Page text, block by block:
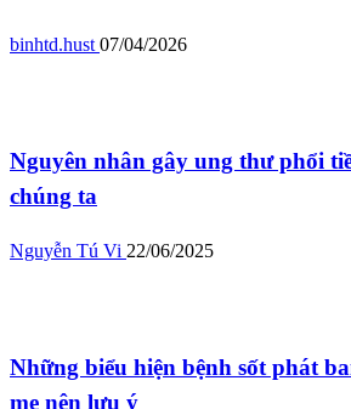
binhtd.hust 07/04/2026
Nguyên nhân gây ung thư phổi
chúng ta
Nguyễn Tú Vi 22/06/2025
Những biểu hiện bệnh sốt phát
mẹ nên lưu ý